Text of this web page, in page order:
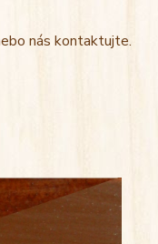
nás kontaktujte.